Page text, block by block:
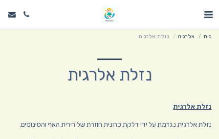
בית אלרגיה נזלת אלרגית
נזלת אלרגית
נזלת אלרגית
נזלת אלרגית נגרמת על ידי דלקת כרונית חוזרת של רירית האף והסינוסים.